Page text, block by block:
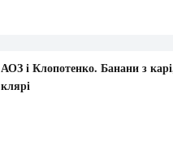
АОЗ і Клопотенко. Банани з
клярі